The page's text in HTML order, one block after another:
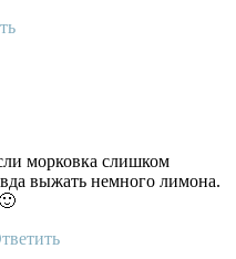
морковка слишком
выжать немного лимона.